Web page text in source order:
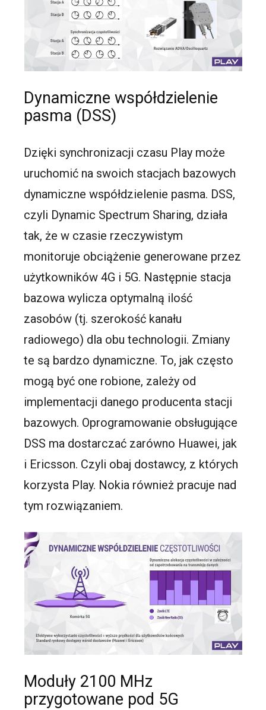
Dynamiczne współdzielenie
pasma (DSS)
Dzięki synchronizacji czasu Play może
uruchomić na swoich stacjach bazowych
dynamiczne współdzielenie pasma. DSS,
czyli Dynamic Spectrum Sharing, działa
tak, że w czasie rzeczywistym
monitoruje obciążenie generowane przez
użytkowników 4G i 5G. Następnie stacja
bazowa wylicza optymalną ilość
zasobów (tj. szerokość kanału
radiowego) dla obu technologii. Zmiany
te są bardzo dynamiczne. To, jak często
mogą być one robione, zależy od
implementacji danego producenta stacji
bazowych. Oprogramowanie obsługujące
DSS ma dostarczać zarówno Huawei, jak
i Ericsson. Czyli obaj dostawcy, z których
korzysta Play. Nokia również pracuje nad
tym rozwiązaniem.
Moduły 2100 MHz
przygotowane pod 5G